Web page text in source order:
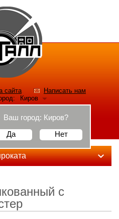
сайта
Написать нам
Киров
Ваш город: Киров?
Да
Нет
с